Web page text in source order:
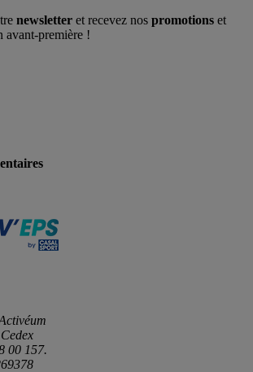
newsletter et recevez nos promotions et
avant-première !
00 157.